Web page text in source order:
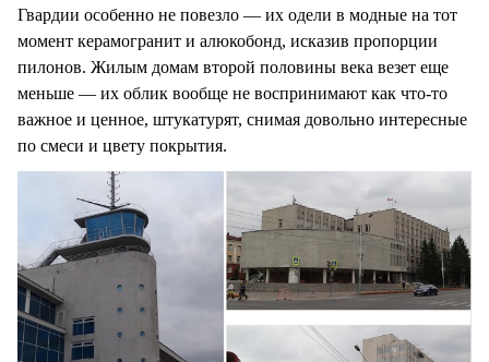
Гвардии особенно не повезло — их одели в модные на тот
момент керамогранит и алюкобонд, исказив пропорции
пилонов. Жилым домам второй половины века везет еще
меньше — их облик вообще не воспринимают как что-то
важное и ценное, штукатурят, снимая довольно интересные
по смеси и цвету покрытия.